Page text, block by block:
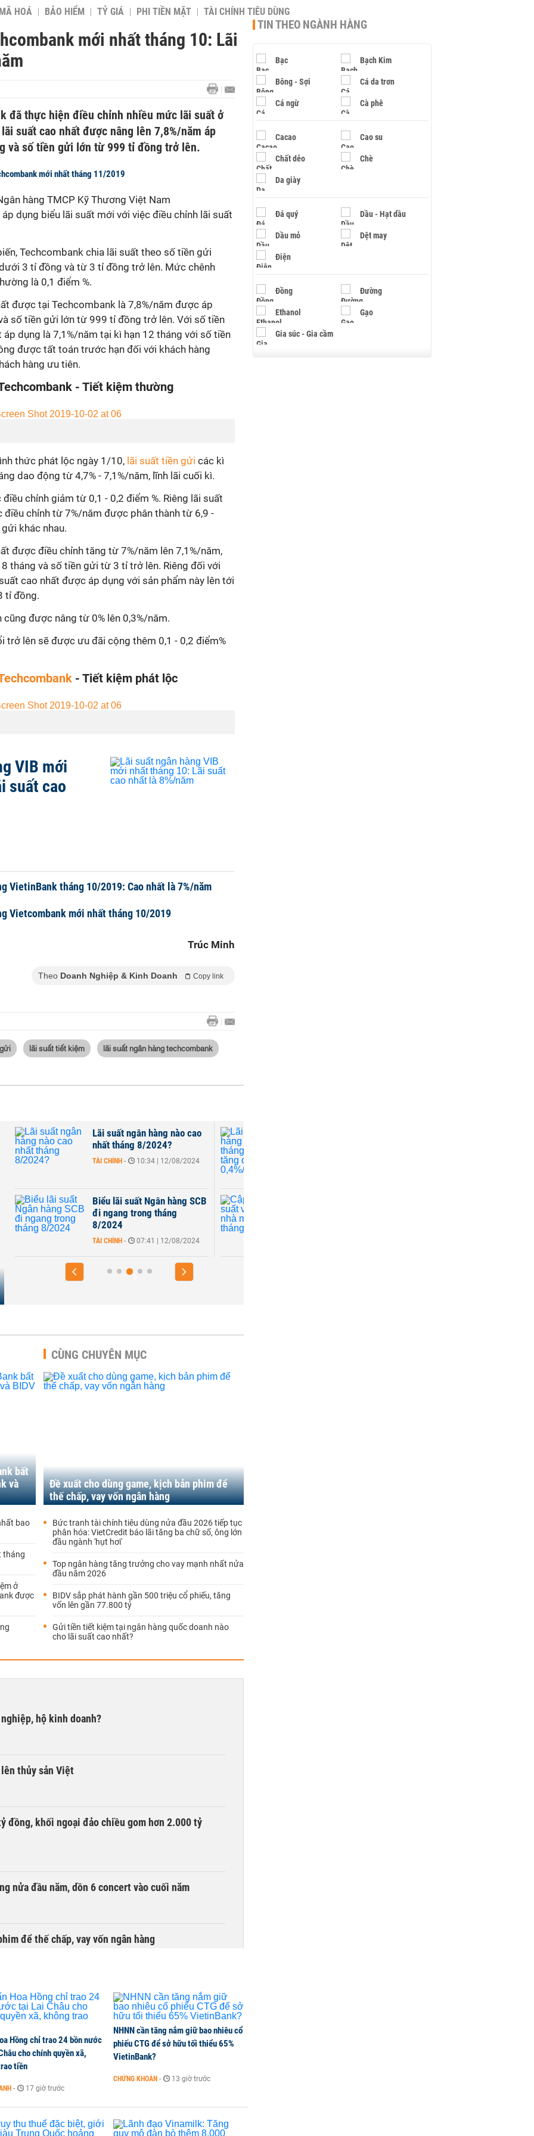
HOÁ BẢO HIỂM TỶ GIÁ PHI TIỀN MẶT TÀI CHÍNH TIÊU DÙNG
mới nhất tháng 10: Lãi
đã thực hiện điều chỉnh nhiều mức lãi suất ở
suất cao nhất được nâng lên 7,8%/năm áp
và số tiền gửi lớn từ 999 tỉ đồng trở lên.
mới nhất tháng 11/2019
hàng TMCP Kỹ Thương Việt Nam
dụng biểu lãi suất mới với việc điều chỉnh lãi suất
Techcombank chia lãi suất theo số tiền gửi
3 tỉ đồng và từ 3 tỉ đồng trở lên. Mức chênh
là 0,1 điểm %.
được tại Techcombank là 7,8%/năm được áp
số tiền gửi lớn từ 999 tỉ đồng trở lên. Với số tiền
dụng là 7,1%/năm tại kì hạn 12 tháng với số tiền
được tất toán trước hạn đối với khách hàng
hàng ưu tiên.
- Tiết kiệm thường
thức phát lộc ngày 1/10, lãi suất tiền gửi các kì
dao động từ 4,7% - 7,1%/năm, lĩnh lãi cuối kì.
chỉnh giảm từ 0,1 - 0,2 điểm %. Riêng lãi suất
chỉnh từ 7%/năm được phân thành từ 6,9 -
khác nhau.
được điều chỉnh tăng từ 7%/năm lên 7,1%/năm,
tháng và số tiền gửi từ 3 tỉ trở lên. Riêng đối với
cao nhất được áp dụng với sản phẩm này lên tới
tỉ đồng.
được nâng từ 0% lên 0,3%/năm.
trở lên sẽ được ưu đãi cộng thêm 0,1 - 0,2 điểm%
- Tiết kiệm phát lộc
VIB mới
suất cao
VietinBank tháng 10/2019: Cao nhất là 7%/năm
Vietcombank mới nhất tháng 10/2019
Trúc Minh
Theo Doanh Nghiệp & Kinh Doanh Copy link
lãi suất tiết kiệm lãi suất ngân hàng techcombank
Lãi suất ngân hàng nào cao
nhất tháng 8/2024?
TÀI CHÍNH - 10:34 | 12/08/2024
Biểu lãi suất Ngân hàng SCB
đi ngang trong tháng
8/2024
TÀI CHÍNH - 07:41 | 12/08/2024
bất
và
bao
tháng
ở
được
CÙNG CHUYÊN MỤC
Đề xuất cho dùng game, kịch bản phim để
thế chấp, vay vốn ngân hàng
Bức tranh tài chính tiêu dùng nửa đầu 2026 tiếp tục
phân hóa: VietCredit báo lãi tăng ba chữ số, ông lớn
đầu ngành 'hụt hơi'
Top ngân hàng tăng trưởng cho vay mạnh nhất nửa
đầu năm 2026
BIDV sắp phát hành gần 500 triệu cổ phiếu, tăng
vốn lên gần 77.800 tỷ
Gửi tiền tiết kiệm tại ngân hàng quốc doanh nào
cho lãi suất cao nhất?
hộ kinh doanh?
thủy sản Việt
đồng, khối ngoại đảo chiều gom hơn 2.000 tỷ
nửa đầu năm, dồn 6 concert vào cuối năm
để thế chấp, vay vốn ngân hàng
phải nộp lại hơn 1.500 tỷ đồng
dưng ‘biến mất’, một công ty khác đã giải thể
dứt hoạt động
Hồng chỉ trao 24 bồn nước
cho chính quyền xã,
tiền
- 17 giờ trước
NHNN cần tăng nắm giữ bao nhiêu cổ
phiếu CTG để sở hữu tối thiểu 65%
VietinBank?
CHỨNG KHOÁN - 13 giờ trước
TIN THEO NGÀNH HÀNG
Bạc Bạch Kim
Bông - Sợi Cá da trơn
Cá ngừ Cà phê
Cacao Cao su
Chất dẻo Chè
Da giày
Đá quý Dầu - Hạt dầu
Dầu mỏ Dệt may
Điện
Đồng Đường
Ethanol Gạo
Gia súc - Gia cầm